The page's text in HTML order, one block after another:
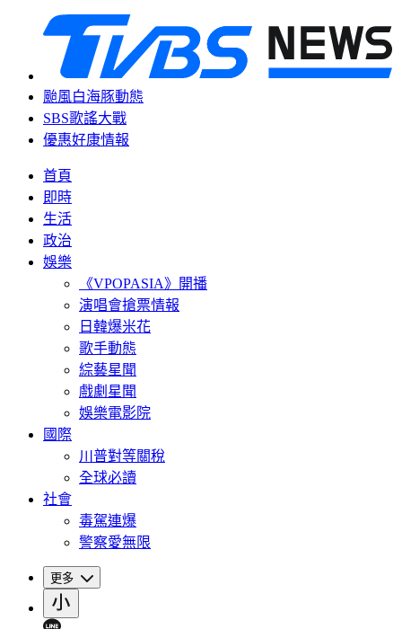
颱風白海豚動態
SBS歌謠大戰
優惠好康情報
首頁
即時
生活
政治
娛樂
《VPOPASIA》開播
演唱會搶票情報
日韓爆米花
歌手動態
綜藝星聞
戲劇星聞
娛樂電影院
國際
川普對等關稅
全球必讀
社會
毒駕連爆
警察愛無限
更多